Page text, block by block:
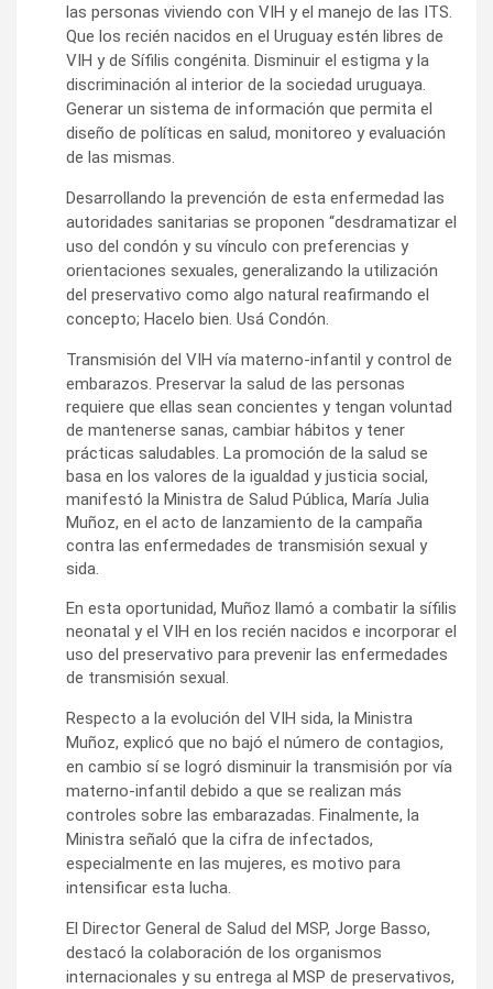
las personas viviendo con VIH y el manejo de las ITS.
Que los recién nacidos en el Uruguay estén libres de
VIH y de Sífilis congénita. Disminuir el estigma y la
discriminación al interior de la sociedad uruguaya.
Generar un sistema de información que permita el
diseño de políticas en salud, monitoreo y evaluación
de las mismas.
Desarrollando la prevención de esta enfermedad las
autoridades sanitarias se proponen “desdramatizar el
uso del condón y su vínculo con preferencias y
orientaciones sexuales, generalizando la utilización
del preservativo como algo natural reafirmando el
concepto; Hacelo bien. Usá Condón.
Transmisión del VIH vía materno-infantil y control de
embarazos. Preservar la salud de las personas
requiere que ellas sean concientes y tengan voluntad
de mantenerse sanas, cambiar hábitos y tener
prácticas saludables. La promoción de la salud se
basa en los valores de la igualdad y justicia social,
manifestó la Ministra de Salud Pública, María Julia
Muñoz, en el acto de lanzamiento de la campaña
contra las enfermedades de transmisión sexual y
sida.
En esta oportunidad, Muñoz llamó a combatir la sífilis
neonatal y el VIH en los recién nacidos e incorporar el
uso del preservativo para prevenir las enfermedades
de transmisión sexual.
Respecto a la evolución del VIH sida, la Ministra
Muñoz, explicó que no bajó el número de contagios,
en cambio sí se logró disminuir la transmisión por vía
materno-infantil debido a que se realizan más
controles sobre las embarazadas. Finalmente, la
Ministra señaló que la cifra de infectados,
especialmente en las mujeres, es motivo para
intensificar esta lucha.
El Director General de Salud del MSP, Jorge Basso,
destacó la colaboración de los organismos
internacionales y su entrega al MSP de preservativos,